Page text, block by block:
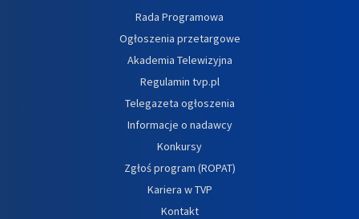
Rada Programowa
Ogłoszenia przetargowe
Akademia Telewizyjna
Regulamin tvp.pl
Telegazeta ogłoszenia
Informacje o nadawcy
Konkursy
Zgłoś program (ROPAT)
Kariera w TVP
Kontakt